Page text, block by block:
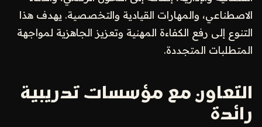
الاصطناعي، والمهارات القيادية والتخصصية. يهدف هذا
التنوع إلى رفع الكفاءة المهنية وتعزيز الجاهزية لمواجهة
المتطلبات المتجددة.
التعاون مع مؤسسات تدريبية
رائدة